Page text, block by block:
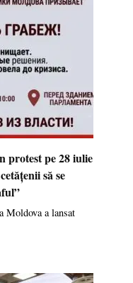
protest pe 28 iulie
să se
Moldova a lansat